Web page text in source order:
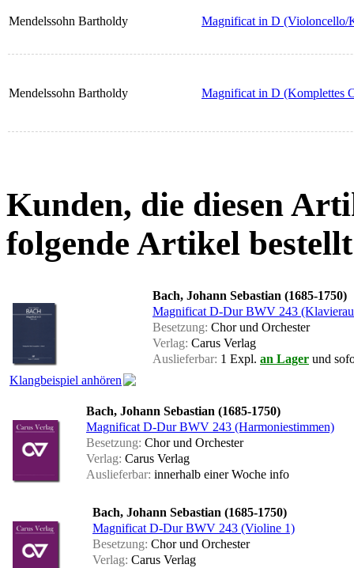
Mendelssohn Bartholdy Magnificat in D (Violoncello/
Mendelssohn Bartholdy Magnificat in D (Komplettes
Kunden, die diesen
folgende Artikel
Klangbeispiel anhören
Bach, Johann Sebastian (1685-1750)
Magnificat D-Dur BWV 243
Besetzung: Chor und Orchester
Verlag: Carus Verlag
Auslieferbar: 1 Expl. an Lager und
Bach, Johann Sebastian (1685-1750)
Magnificat D-Dur BWV 243 (Harmoniestimmen)
Besetzung: Chor und Orchester
Verlag: Carus Verlag
Auslieferbar: innerhalb einer Woche info
Bach, Johann Sebastian (1685-1750)
Magnificat D-Dur BWV 243 (Violine 1)
Besetzung: Chor und Orchester
Verlag: Carus Verlag